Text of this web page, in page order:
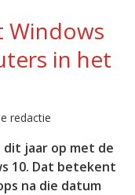
in het
redactie
jaar op met de
10. Dat betekent
na die datum